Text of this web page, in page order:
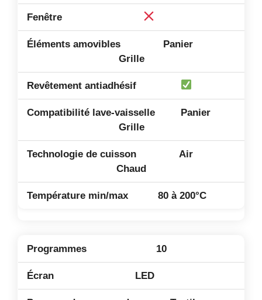
Panier
Grille
Panier
Grille
Air
Chaud
80 à 200°C
10
LED